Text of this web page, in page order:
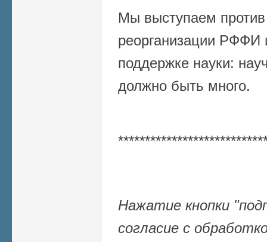
Мы выступаем
реорганизации РФФИ
поддержке науки:
должно быть много.
Нажатие кнопки
согласие с